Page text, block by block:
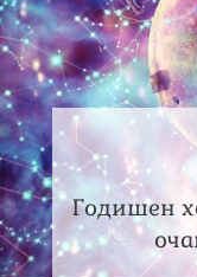
Годишен